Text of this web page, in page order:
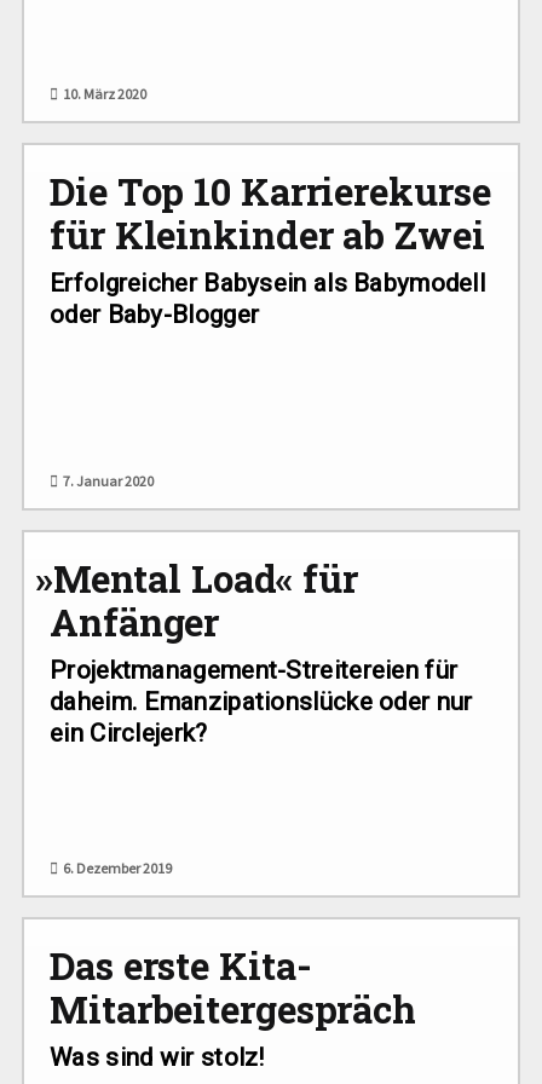
10. März 2020
Die Top 10 Karrierekurse
für Kleinkinder ab Zwei
Erfolgreicher Babysein als Babymodell
oder Baby-Blogger
7. Januar 2020
»Mental Load« für
Anfänger
Projektmanagement-Streitereien für
daheim. Emanzipationslücke oder nur
ein Circlejerk?
6. Dezember 2019
Das erste Kita-
Mitarbeitergespräch
Was sind wir stolz!